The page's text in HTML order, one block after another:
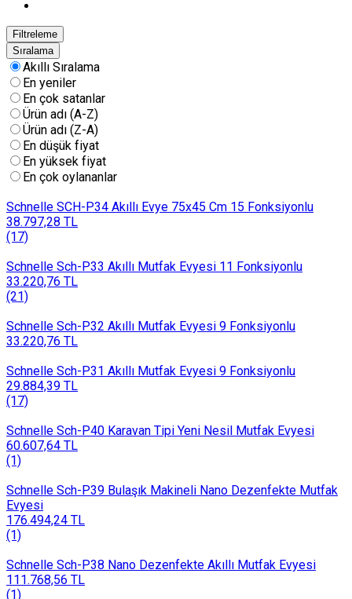
Filtreleme
Sıralama
Akıllı Sıralama
En yeniler
En çok satanlar
Ürün adı (A-Z)
Ürün adı (Z-A)
En düşük fiyat
En yüksek fiyat
En çok oylananlar
Schnelle SCH-P34 Akıllı Evye 75x45 Cm 15 Fonksiyonlu
38.797,28 TL
(17)
Schnelle Sch-P33 Akıllı Mutfak Evyesi 11 Fonksiyonlu
33.220,76 TL
(21)
Schnelle Sch-P32 Akıllı Mutfak Evyesi 9 Fonksiyonlu
33.220,76 TL
Schnelle Sch-P31 Akıllı Mutfak Evyesi 9 Fonksiyonlu
29.884,39 TL
(17)
Schnelle Sch-P40 Karavan Tipi Yeni Nesil Mutfak Evyesi
60.607,64 TL
(1)
Schnelle Sch-P39 Bulaşık Makineli Nano Dezenfekte Mutfak
Evyesi
176.494,24 TL
(1)
Schnelle Sch-P38 Nano Dezenfekte Akıllı Mutfak Evyesi
111.768,56 TL
(1)